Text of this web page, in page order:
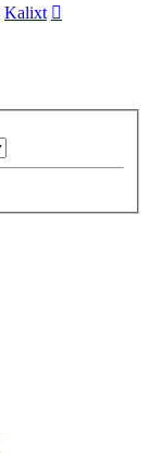
Kalixt